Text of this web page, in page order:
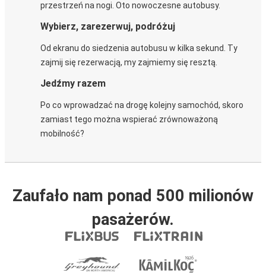
przestrzeń na nogi. Oto nowoczesne autobusy.
Wybierz, zarezerwuj, podróżuj
Od ekranu do siedzenia autobusu w kilka sekund. Ty
zajmij się rezerwacją, my zajmiemy się resztą.
Jedźmy razem
Po co wprowadzać na drogę kolejny samochód, skoro
zamiast tego można wspierać zrównoważoną
mobilność?
Zaufało nam ponad 500 milionów
pasażerów.